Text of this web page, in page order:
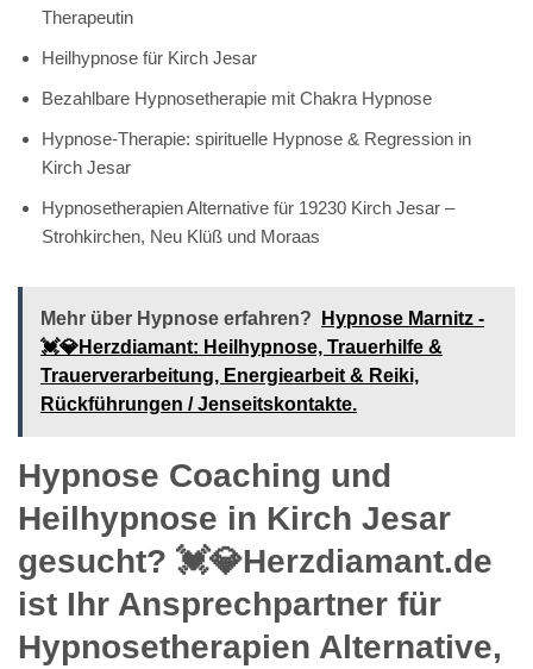
Therapeutin
Heilhypnose für Kirch Jesar
Bezahlbare Hypnosetherapie mit Chakra Hypnose
Hypnose-Therapie: spirituelle Hypnose & Regression in
Kirch Jesar
Hypnosetherapien Alternative für 19230 Kirch Jesar –
Strohkirchen, Neu Klüß und Moraas
Mehr über Hypnose erfahren?
Hypnose Marnitz -
💓️💎Herzdiamant: Heilhypnose, Trauerhilfe &
Trauerverarbeitung, Energiearbeit & Reiki,
Rückführungen / Jenseitskontakte.
Hypnose Coaching und
Heilhypnose in Kirch Jesar
gesucht? 💓️💎Herzdiamant.de
ist Ihr Ansprechpartner für
Hypnosetherapien Alternative,